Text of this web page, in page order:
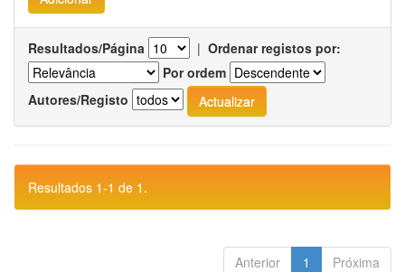
Resultados/Página | Ordenar registos por:
Por ordem
Autores/Registo
Resultados 1-1 de 1.
Anterior 1 Próxima